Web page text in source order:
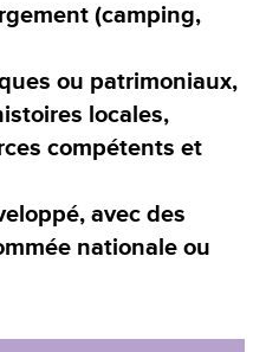
(camping,
ou patrimoniaux,
locales,
compétents et
avec des
nationale ou